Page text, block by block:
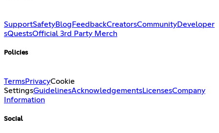
SupportSafetyBlog FeedbackCreatorsCommunityDeveloper
sQuestsOfficial 3rd Party Merch
Policies
TermsPrivacyCookie
SettingsGuidelinesAcknowledgementsLicensesCompany
Information
Social